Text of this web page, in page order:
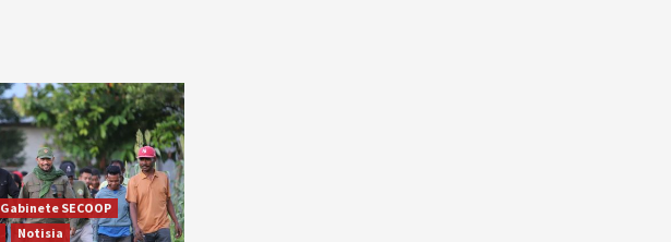
Gabinete SECOOP
Notisia